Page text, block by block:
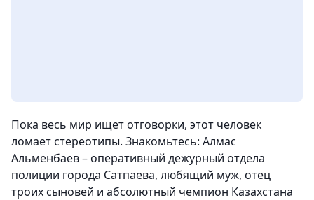
Пока весь мир ищет отговорки, этот человек
ломает стереотипы. Знакомьтесь: Алмас
Альменбаев – оперативный дежурный отдела
полиции города Сатпаева, любящий муж, отец
троих сыновей и абсолютный чемпион Казахстана